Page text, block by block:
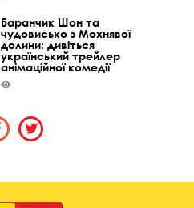
Баранчик Шон та
чудовисько з Мохнявої
долини: дивіться
український трейлер
анімаційної комедії